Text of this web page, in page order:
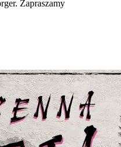
Zapraszamy